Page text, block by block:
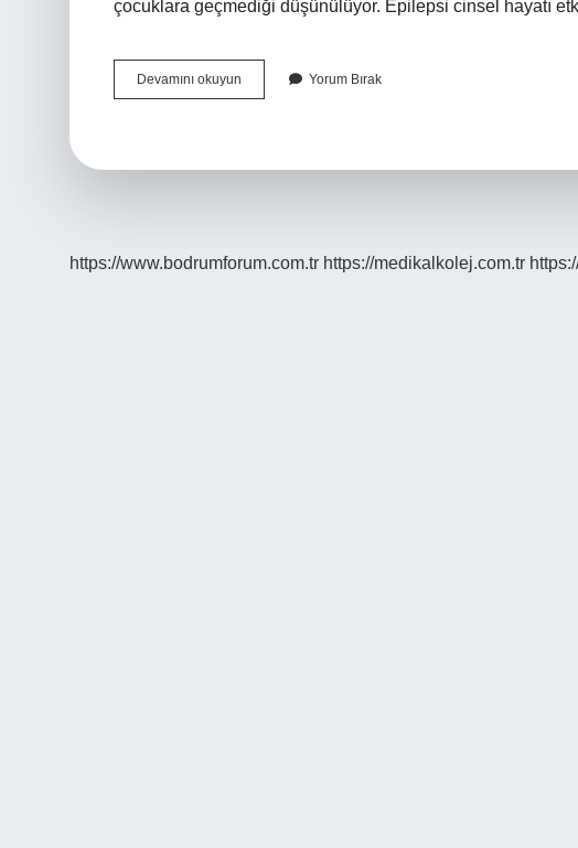
çocuklara geçmediği düşünülüyor. Epilepsi cinsel hayatı
Devamını okuyun
Erkeğin
Yorum Bırak
https://www.bodrumforum.com.tr https://medikalkolej.com.tr